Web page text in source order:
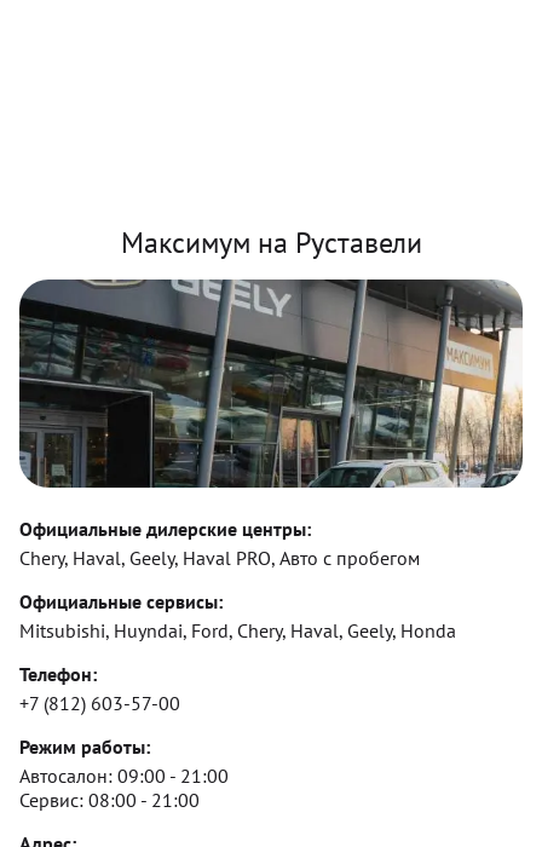
Максимум на Руставели
Официальные дилерские центры:
Chery, Haval, Geely, Haval PRO, Авто с пробегом
Официальные сервисы:
Mitsubishi, Huyndai, Ford, Chery, Haval, Geely, Honda
Телефон:
+7 (812) 603-57-00
Режим работы:
Автосалон: 09:00 - 21:00
Сервис: 08:00 - 21:00